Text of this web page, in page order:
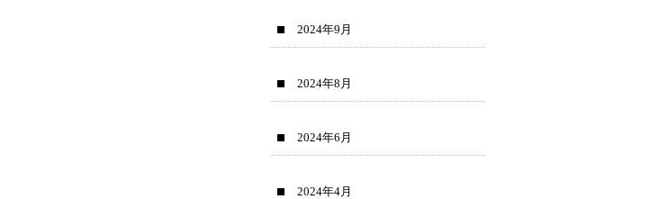
2024年9月
2024年8月
2024年6月
2024年4月